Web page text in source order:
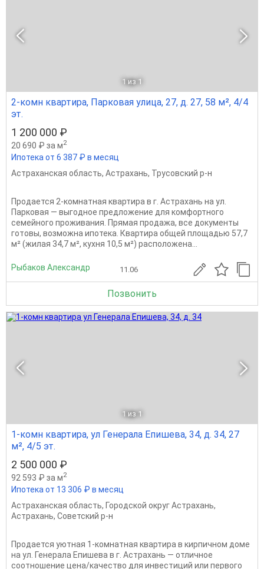
1 из 1
2-комн квартира, Парковая улица, 27, д. 27, 58 м², 4/4
эт.
1 200 000 ₽
20 690 ₽ за м2
Ипотека от 6 387 ₽ в месяц
Астраханская область, Астрахань, Трусовский р-н
Продается 2-комнатная квартира в г. Астрахань на ул.
Парковая — выгодное предложение для комфортного
семейного проживания. Прямая продажа, все документы
готовы, возможна ипотека. Квартира общей площадью 57,7
м² (жилая 34,7 м², кухня 10,5 м²) расположена...
Рыбаков Александр 11.06
Позвонить
1 из 1
1-комн квартира, ул Генерала Епишева, 34, д. 34, 27
м², 4/5 эт.
2 500 000 ₽
92 593 ₽ за м2
Ипотека от 13 306 ₽ в месяц
Астраханская область, Городской округ Астрахань,
Астрахань, Советский р-н
Продается уютная 1-комнатная квартира в кирпичном доме
на ул. Генерала Епишева в г. Астрахань — отличное
соотношение цена/качество для инвестиций или первого